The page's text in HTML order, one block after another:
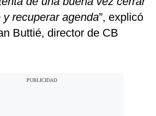
recuperar agenda”, explicó
Buttié, director de CB